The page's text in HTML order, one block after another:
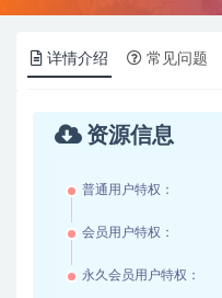
详情介绍 常见问题
资源信息
普通用户特权：
会员用户特权：
永久会员用户特权：